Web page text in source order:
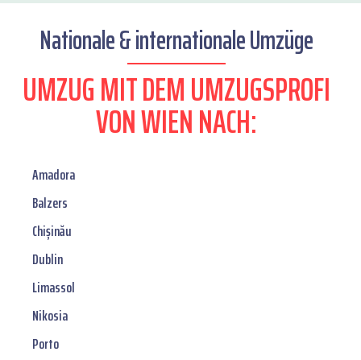
Nationale & internationale Umzüge
UMZUG MIT DEM UMZUGSPROFI
VON WIEN NACH:
Amadora
Balzers
Chișinău
Dublin
Limassol
Nikosia
Porto